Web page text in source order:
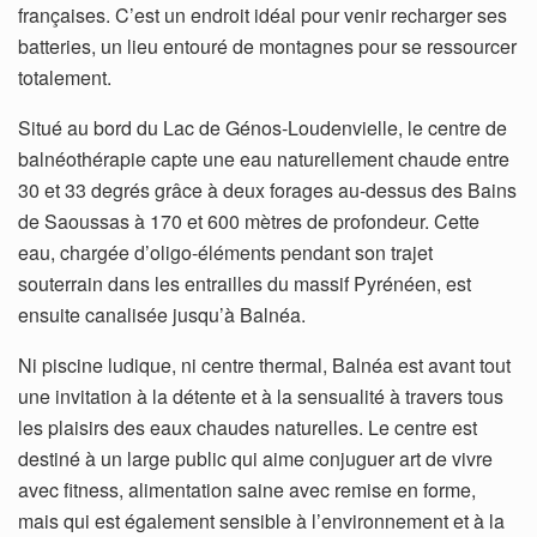
françaises. C’est un endroit idéal pour venir recharger ses
batteries, un lieu entouré de montagnes pour se ressourcer
totalement.
Situé au bord du Lac de Génos-Loudenvielle, le centre de
balnéothérapie capte une eau naturellement chaude entre
30 et 33 degrés grâce à deux forages au-dessus des Bains
de Saoussas à 170 et 600 mètres de profondeur. Cette
eau, chargée d’oligo-éléments pendant son trajet
souterrain dans les entrailles du massif Pyrénéen, est
ensuite canalisée jusqu’à Balnéa.
Ni piscine ludique, ni centre thermal, Balnéa est avant tout
une invitation à la détente et à la sensualité à travers tous
les plaisirs des eaux chaudes naturelles. Le centre est
destiné à un large public qui aime conjuguer art de vivre
avec fitness, alimentation saine avec remise en forme,
mais qui est également sensible à l’environnement et à la